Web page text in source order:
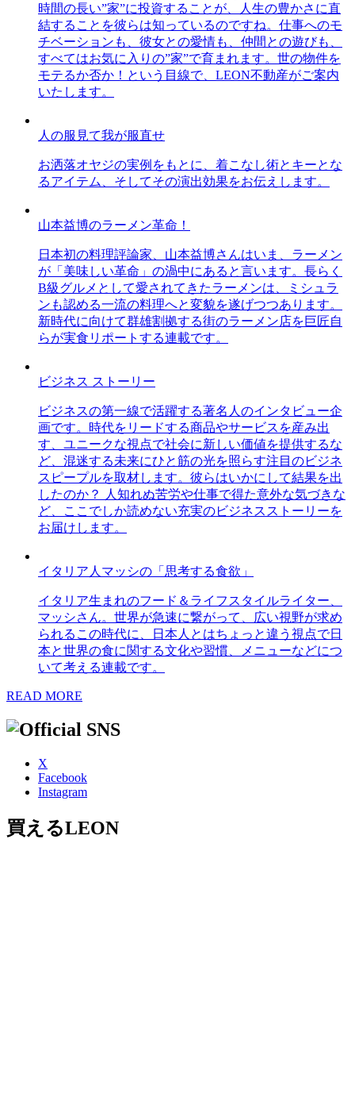
時間の長い”家”に投資することが、人生の豊かさに直
結することを彼らは知っているのですね。仕事へのモ
チベーションも、彼女との愛情も、仲間との遊びも、
すべてはお気に入りの”家”で育まれます。世の物件を
モテるか否か！という目線で、LEON不動産がご案内
いたします。
人の服見て我が服直せ
お洒落オヤジの実例をもとに、着こなし術とキーとな
るアイテム、そしてその演出効果をお伝えします。
山本益博のラーメン革命！
日本初の料理評論家、山本益博さんはいま、ラーメン
が「美味しい革命」の渦中にあると言います。長らく
B級グルメとして愛されてきたラーメンは、ミシュラ
ンも認める一流の料理へと変貌を遂げつつあります。
新時代に向けて群雄割拠する街のラーメン店を巨匠自
らが実食リポートする連載です。
ビジネス ストーリー
ビジネスの第一線で活躍する著名人のインタビュー企
画です。時代をリードする商品やサービスを産み出
す、ユニークな視点で社会に新しい価値を提供するな
ど、混迷する未来にひと筋の光を照らす注目のビジネ
スピープルを取材します。彼らはいかにして結果を出
したのか？ 人知れぬ苦労や仕事で得た意外な気づきな
ど、ここでしか読めない充実のビジネスストーリーを
お届けします。
イタリア人マッシの「思考する食欲」
イタリア生まれのフード＆ライフスタイルライター、
マッシさん。世界が急速に繋がって、広い視野が求め
られるこの時代に、日本人とはちょっと違う視点で日
本と世界の食に関する文化や習慣、メニューなどにつ
いて考える連載です。
READ MORE
X
Facebook
Instagram
買えるLEON